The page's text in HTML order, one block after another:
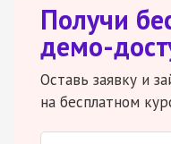
Получи
демо-
Оставь заявку и
на бесплатном